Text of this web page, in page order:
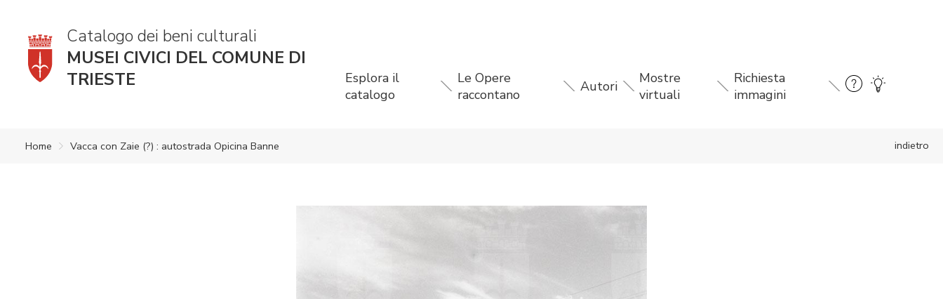
Catalogo dei beni culturali
MUSEI CIVICI DEL COMUNE DI
TRIESTE
Esplora il
catalogo
Le Opere
raccontano
Autori
Mostre
virtuali
Richiesta
immagini
indietro
Home Vacca con Zaie (?) : autostrada Opicina Banne